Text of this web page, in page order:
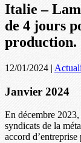
Italie –
de 4 jours
production.
12/01/2024 |
Janvier 2024
En décembre
syndicats de la
accord